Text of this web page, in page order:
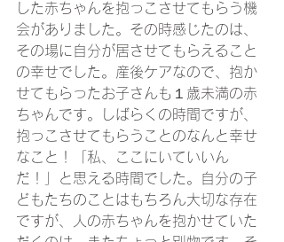
した赤ちゃんを抱っこさせてもらう機
会がありました。その時感じたのは、
その場に自分が居させてもらえること
の幸せでした。産後ケアなので、抱か
せてもらったお子さんも１歳未満の赤
ちゃんです。しばらくの時間ですが、
抱っこさせてもらうことのなんと幸せ
なこと！「私、ここにいていいん
だ！」と思える時間でした。自分の子
どもたちのことはもちろん大切な存在
ですが、人の赤ちゃんを抱かせていた